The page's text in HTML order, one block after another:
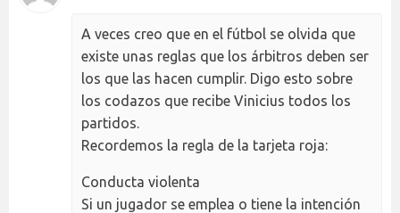
A veces creo que en el fútbol se olvida que
existe unas reglas que los árbitros deben ser
los que las hacen cumplir. Digo esto sobre
los codazos que recibe Vinicius todos los
partidos.
Recordemos la regla de la tarjeta roja:
Conducta violenta
Si un jugador se emplea o tiene la intención